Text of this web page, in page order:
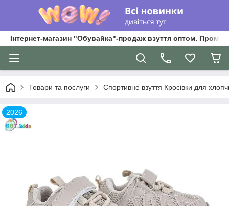
Інтернет-магазин "Обувайка"-продаж взуття оптом.
Товари та послуги Спортивне взуття Кросівки для
2026